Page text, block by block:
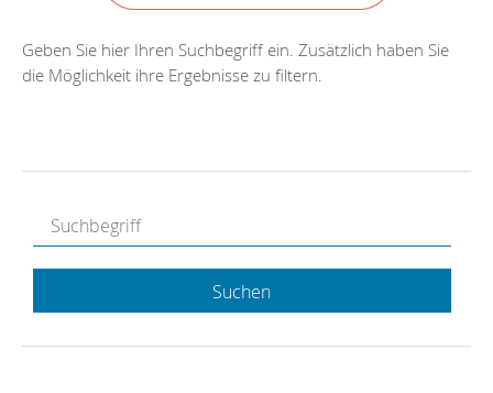
Geben Sie hier Ihren Suchbegriff ein. Zusätzlich haben Sie
die Möglichkeit ihre Ergebnisse zu filtern.
Suchen